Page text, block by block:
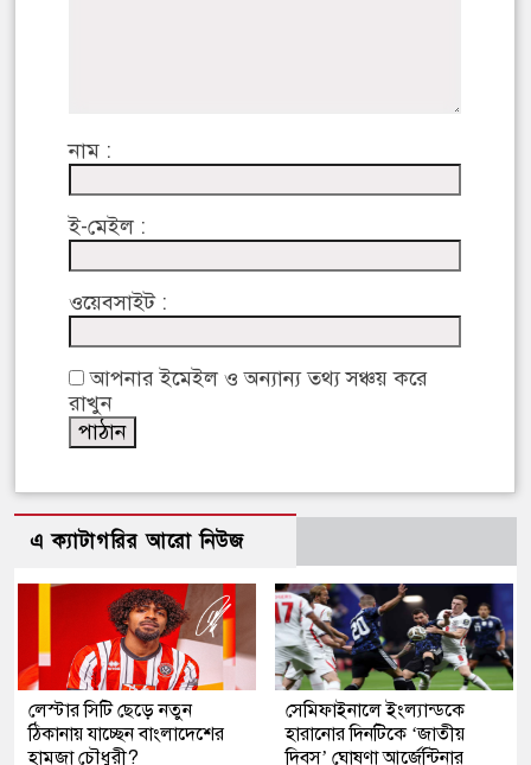
নাম :
ই-মেইল :
ওয়েবসাইট :
আপনার ইমেইল ও অন্যান্য তথ্য সঞ্চয় করে
রাখুন
এ ক্যাটাগরির আরো নিউজ
লেস্টার সিটি ছেড়ে নতুন
ঠিকানায় যাচ্ছেন বাংলাদেশের
হামজা চৌধুরী?
সেমিফাইনালে ইংল্যান্ডকে
হারানোর দিনটিকে ‘জাতীয়
দিবস’ ঘোষণা আর্জেন্টিনার